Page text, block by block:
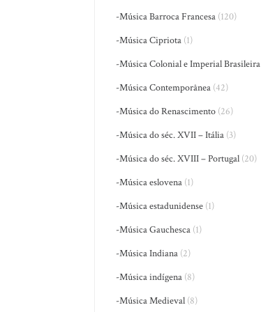
-Música Barroca Francesa (120)
-Música Cipriota (1)
-Música Colonial e Imperial Brasileira
-Música Contemporânea (42)
-Música do Renascimento (26)
-Música do séc. XVII – Itália (3)
-Música do séc. XVIII – Portugal (20)
-Música eslovena (1)
-Música estadunidense (1)
-Música Gauchesca (1)
-Música Indiana (2)
-Música indígena (8)
-Música Medieval (8)